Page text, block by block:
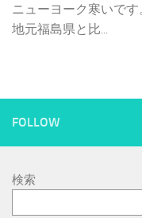
ニューヨーク寒いです
地元福島県と比...
FOLLOW
検索